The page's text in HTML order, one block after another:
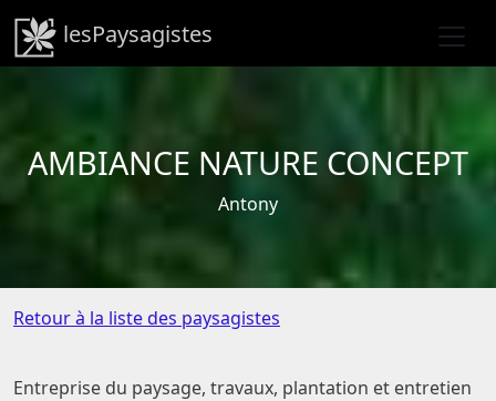
lesPaysagistes
AMBIANCE NATURE CONCEPT
Antony
Retour à la liste des paysagistes
Entreprise du paysage, travaux, plantation et entretien